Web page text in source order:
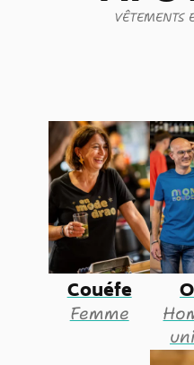
VÊTEMENTS
Couéfe
Femme